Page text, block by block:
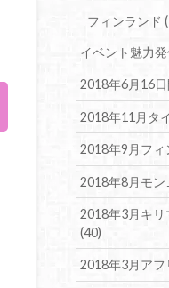
フィンランド
イベント魅力
2018年6月16
2018年11月タ
2018年9月フ
2018年8月モ
2018年3月キリ
(40)
2018年3月ア